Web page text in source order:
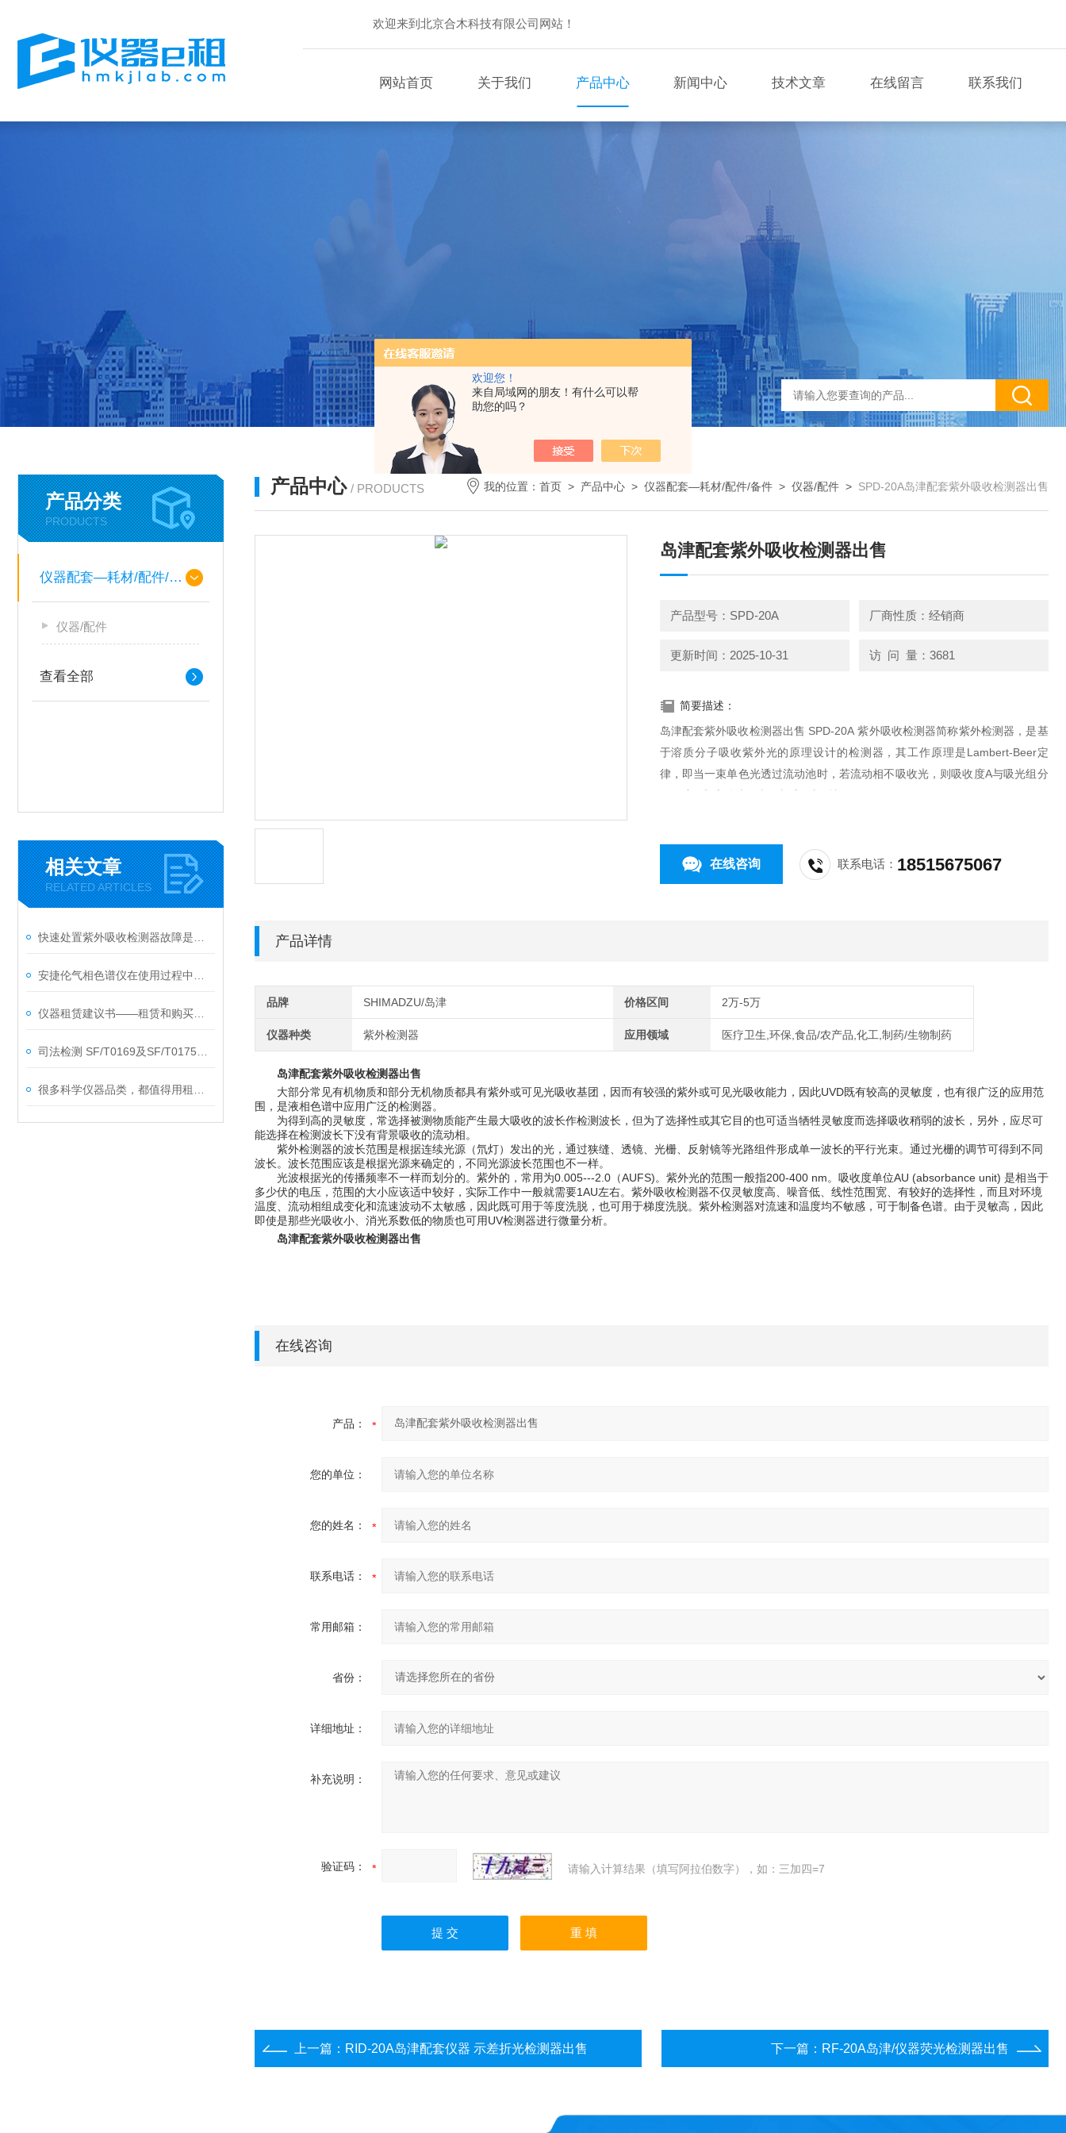
欢迎您！
来自局域网的朋友！有什么可以帮
助您的吗？
欢迎来到北京合木科技有限公司网站！
网站首页 关于我们 产品中心 新闻中心 技术文章 在线留言 联系我们
产品分类
PRODUCTS
仪器配套—耗材/配件/备件
仪器/配件
查看全部
相关文章
RELATED ARTICLES
产品中心 / PRODUCTS 我的位置： 首页 > 产品中心 > 仪器配套—耗材/配件/备件 > 仪器/配件 > SPD-20A岛津配套紫外吸收检测器出售
岛津配套紫外吸收检测器出售
产品型号：SPD-20A 厂商性质：经销商
更新时间：2025-10-31 访 问 量：3681
简要描述：
岛津配套紫外吸收检测器出售 SPD-20A 紫外吸收检测器简称紫外检测器，是基
于溶质分子吸收紫外光的原理设计的检测器，其工作原理是Lambert-Beer定
律，即当一束单色光透过流动池时，若流动相不吸收光，则吸收度A与吸光组分
的浓度C和流动池的光径长度L成正比。
在线咨询 联系电话： 18515675067
产品详情
品牌 SHIMADZU/岛津 价格区间 2万-5万
仪器种类 紫外检测器 应用领域 医疗卫生,环保,食品/农产品,化工,制药/生物制药
岛津配套紫外吸收检测器出售
大部分常见有机物质和部分无机物质都具有紫外或可见光吸收基团，因而有较强的紫外或可见光吸收能力，因此UVD既有较高的灵敏度，也有很广泛的应用范
围，是液相色谱中应用广泛的检测器。
为得到高的灵敏度，常选择被测物质能产生最大吸收的波长作检测波长，但为了选择性或其它目的也可适当牺牲灵敏度而选择吸收稍弱的波长，另外，应尽可
能选择在检测波长下没有背景吸收的流动相。
紫外检测器的波长范围是根据连续光源（氘灯）发出的光，通过狭缝、透镜、光栅、反射镜等光路组件形成单一波长的平行光束。通过光栅的调节可得到不同
波长。波长范围应该是根据光源来确定的，不同光源波长范围也不一样。
光波根据光的传播频率不一样而划分的。紫外的，常用为0.005---2.0（AUFS)。紫外光的范围一般指200-400 nm。吸收度单位AU (absorbance unit) 是相当于
多少伏的电压，范围的大小应该适中较好，实际工作中一般就需要1AU左右。 紫外吸收检测器不仅灵敏度高、噪音低、线性范围宽、有较好的选择性，而且对环境
温度、 流动相组成变化和流速波动不太敏感，因此既可用于等度洗脱 ，也可用于梯度洗脱。紫外检测器对流速和温度均不敏感，可于制备色谱。由于灵敏高，因此
即使是那些光吸收小、 消光系数低的物质也可用UV检测器进行微量分析。
岛津配套紫外吸收检测器出售
在线咨询
产品：
您的单位：
您的姓名：
联系电话：
常用邮箱：
省份：
详细地址：
补充说明：
验证码： 请输入计算结果（填写阿拉伯数字），如：三加四=7
上一篇： RID-20A岛津配套仪器 示差折光检测器出售 下一篇： RF-20A岛津/仪器荧光检测器出售